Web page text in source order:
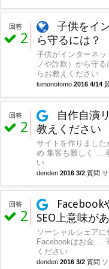
回答
2
子供をイ
ら守るには？
子供がインターネ
ノや詐欺）から守
らお教えください
kimonotomo 2016 4/14
回答
2
自作自演
教えください
サイトを作りまし
め 集客も難しく ...
い
denden 2016 3/2 質問
回答
2
Facebook
SEO上意味が
ソーシャルシェア
Facebookはお金 ...
ください
denden 2016 3/2 質問